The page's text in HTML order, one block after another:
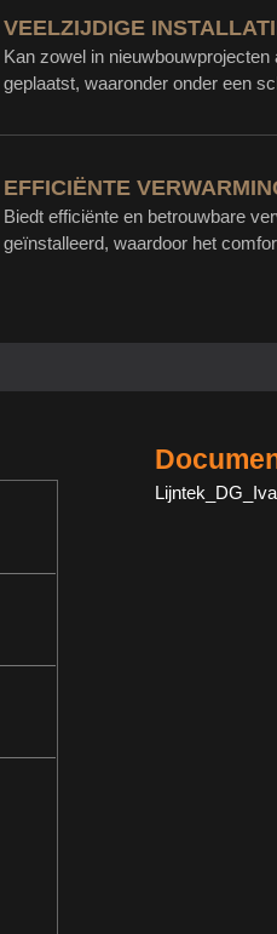
VEELZIJDIGE
Kan zowel in
geplaatst, waaronder onder een
EFFICIËNTE
Biedt efficiënte en betrouwbare
geïnstalleerd, waardoor het